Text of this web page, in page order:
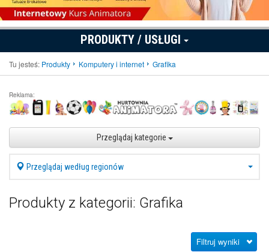
PRODUKTY / USŁUGI
Tu jesteś: Produkty Komputery i internet Grafika
Reklama:
Przeglądaj kategorie
Przeglądaj według regionów
Produkty z kategorii: Grafika
Filtruj wyniki